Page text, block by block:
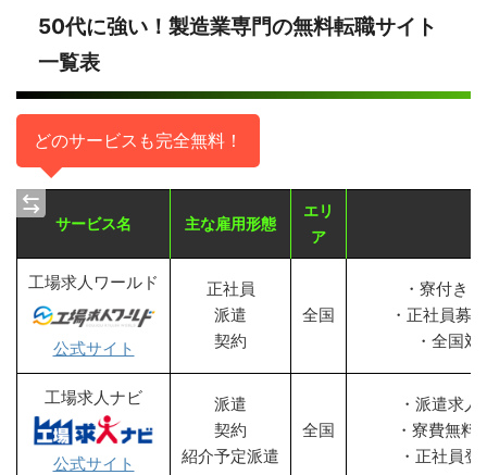
50代に強い！製造業専門の無料転職サイト
一覧表
どのサービスも完全無料！
サービス名 主な雇用形態
エリ
ア
工場求人ワールド
公式サイト
正社員
派遣
契約
全国
・寮付き
・正社員募
・全国
工場求人ナビ
公式サイト
派遣
契約
紹介予定派遣
全国
・派遣求
・寮費無料
・正社員